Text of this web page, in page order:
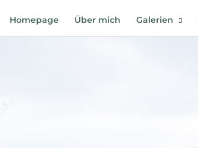
Homepage Über mich Galerien